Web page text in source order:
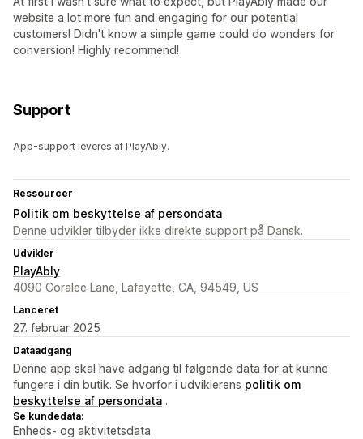
website a lot more fun and engaging for our potential
customers! Didn't know a simple game could do wonders for
conversion! Highly recommend!
Support
App-support leveres af PlayAbly.
Ressourcer
Politik om beskyttelse af persondata
Denne udvikler tilbyder ikke direkte support på Dansk.
Udvikler
PlayAbly
4090 Coralee Lane, Lafayette, CA, 94549, US
Lanceret
27. februar 2025
Dataadgang
Denne app skal have adgang til følgende data for at kunne
fungere i din butik. Se hvorfor i udviklerens politik om
beskyttelse af persondata .
Se kundedata:
Enheds- og aktivitetsdata